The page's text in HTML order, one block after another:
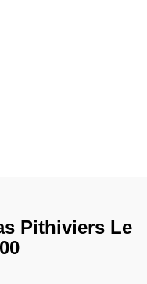
Pithiviers Le